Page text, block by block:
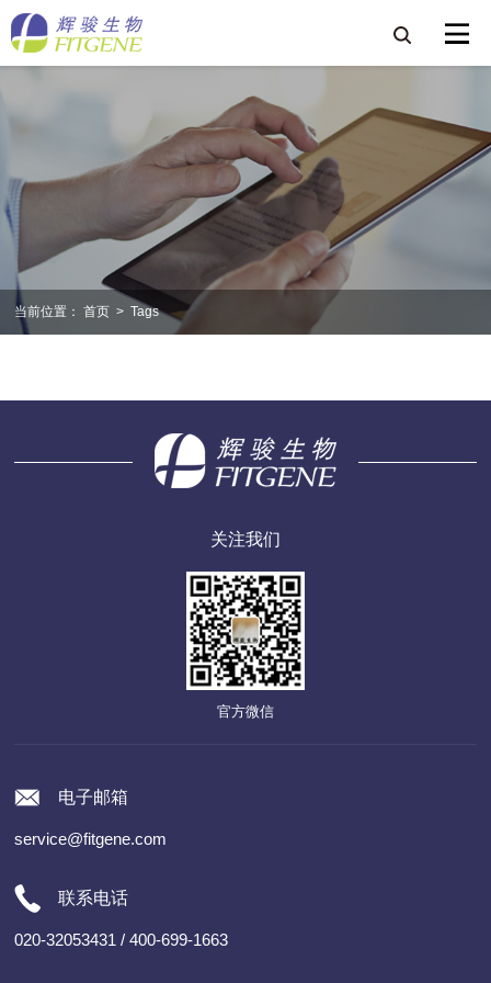
当前位置： 首页 > Tags
关注我们
官方微信
电子邮箱
service@fitgene.com
联系电话
020-32053431 / 400-699-1663